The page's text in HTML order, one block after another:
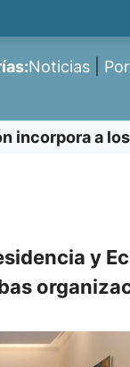
Noticias
incorpora a
y